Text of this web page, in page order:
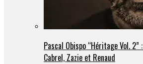
Pascal Obispo “Héritage Vol. 2”
Cabrel, Zazie et Renaud